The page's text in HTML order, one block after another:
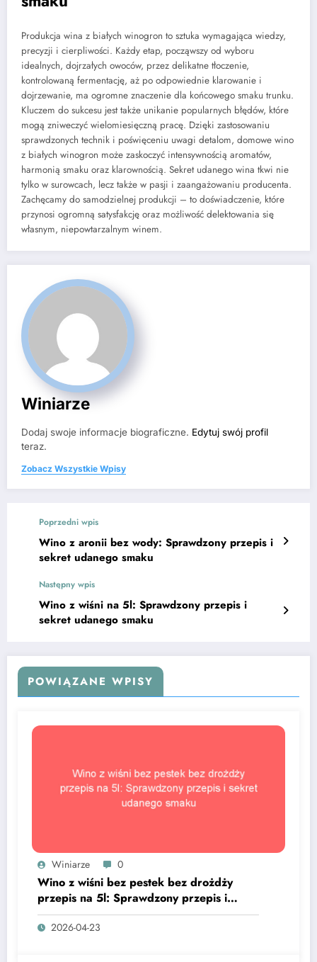
Produkcja wina z białych winogron to sztuka wymagająca wiedzy,
precyzji i cierpliwości. Każdy etap, począwszy od wyboru
idealnych, dojrzałych owoców, przez delikatne tłoczenie,
kontrolowaną fermentację, aż po odpowiednie klarowanie i
dojrzewanie, ma ogromne znaczenie dla końcowego smaku trunku.
Kluczem do sukcesu jest także unikanie popularnych błędów, które
mogą zniweczyć wielomiesięczną pracę. Dzięki zastosowaniu
sprawdzonych technik i poświęceniu uwagi detalom, domowe wino
z białych winogron może zaskoczyć intensywnością aromatów,
harmonią smaku oraz klarownością. Sekret udanego wina tkwi nie
tylko w surowcach, lecz także w pasji i zaangażowaniu producenta.
Zachęcamy do samodzielnej produkcji – to doświadczenie, które
przynosi ogromną satysfakcję oraz możliwość delektowania się
własnym, niepowtarzalnym winem.
Winiarze
Dodaj swoje informacje biograficzne. Edytuj swój profil
teraz.
Zobacz Wszystkie Wpisy
Poprzedni wpis
Wino z aronii bez wody: Sprawdzony przepis i
sekret udanego smaku
Następny wpis
Wino z wiśni na 5l: Sprawdzony przepis i
sekret udanego smaku
POWIĄZANE WPISY
Winiarze 0
Wino z wiśni bez pestek bez drożdży
przepis na 5l: Sprawdzony przepis i
sekret udanego smaku
2026-04-23